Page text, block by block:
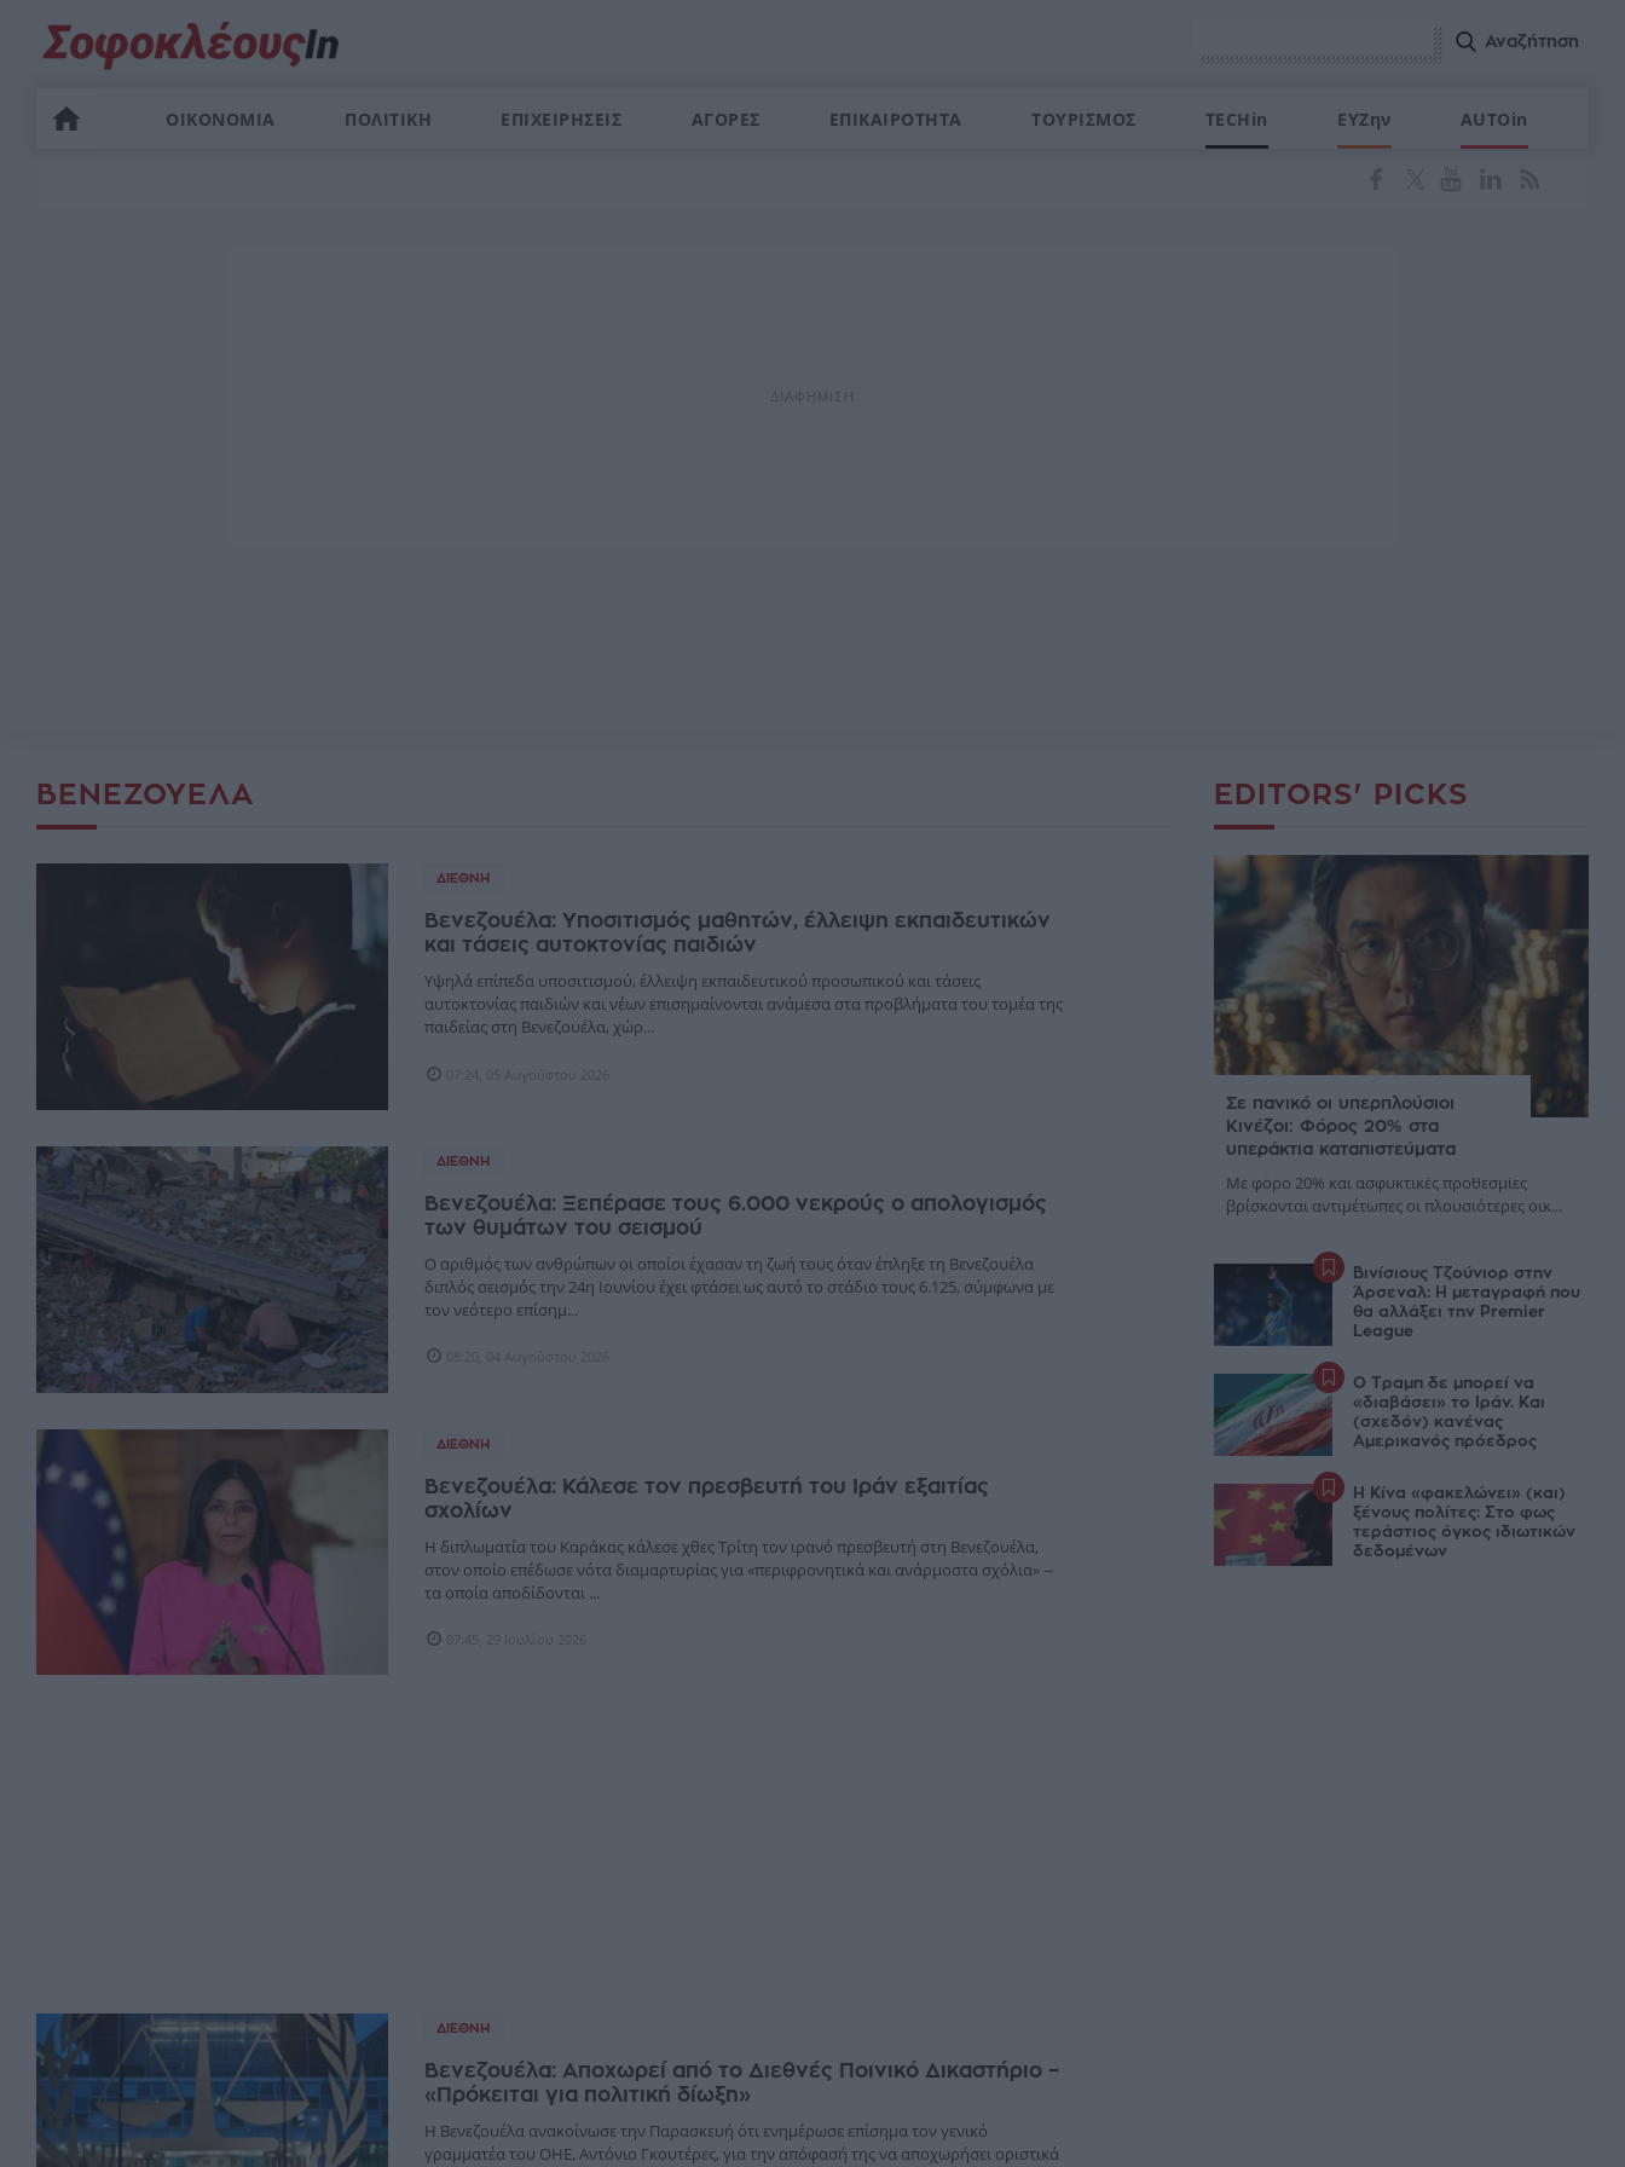
ΟΙΚΟΝΟΜΙΑ ΠΟΛΙΤΙΚΗ ΕΠΙΧΕΙΡΗΣΕΙΣ ΑΓΟΡΕΣ ΕΠΙΚΑΙΡΟΤΗΤΑ ΤΟΥΡΙΣΜΟΣ TECHin ΕΥΖην AUTOin
ΒΕΝΕΖΟΥΈΛΑ
ΔΙΕΘΝΉ
Βενεζουέλα: Yποσιτισμός μαθητών, έλλειψη εκπαιδευτικών
και τάσεις αυτοκτονίας παιδιών
Υψηλά επίπεδα υποσιτισμού, έλλειψη εκπαιδευτικού προσωπικού και τάσεις
αυτοκτονίας παιδιών και νέων επισημαίνονται ανάμεσα στα προβλήματα του τομέα της
παιδείας στη Βενεζουέλα, χώρ...
07:24, 05 Αυγούστου 2026
ΔΙΕΘΝΉ
Βενεζουέλα: Ξεπέρασε τους 6.000 νεκρούς ο απολογισμός
των θυμάτων του σεισμού
Ο αριθμός των ανθρώπων οι οποίοι έχασαν τη ζωή τους όταν έπληξε τη Βενεζουέλα
διπλός σεισμός την 24η Ιουνίου έχει φτάσει ως αυτό το στάδιο τους 6.125, σύμφωνα με
τον νεότερο επίσημ...
08:20, 04 Αυγούστου 2026
ΔΙΕΘΝΉ
Βενεζουέλα: Κάλεσε τον πρεσβευτή του Ιράν εξαιτίας
σχολίων
Η διπλωματία του Καράκας κάλεσε χθες Τρίτη τον ιρανό πρεσβευτή στη Βενεζουέλα,
στον οποίο επέδωσε νότα διαμαρτυρίας για «περιφρονητικά και ανάρμοστα σχόλια» --
τα οποία αποδίδονται ...
07:45, 29 Ιουλίου 2026
ΔΙΕΘΝΉ
Βενεζουέλα: Αποχωρεί από το Διεθνές Ποινικό Δικαστήριο –
«Πρόκειται για πολιτική δίωξη»
Η Βενεζουέλα ανακοίνωσε την Παρασκευή ότι ενημέρωσε επίσημα τον γενικό
γραμματέα του ΟΗΕ, Αντόνιο Γκουτέρες, για την απόφασή της να αποχωρήσει οριστικά
EDITORS' PICKS
Σε πανικό οι υπερπλούσιοι
Κινέζοι: Φόρος 20% στα
υπεράκτια καταπιστεύματα
Με φόρο 20% και ασφυκτικές προθεσμίες
βρίσκονται αντιμέτωπες οι πλουσιότερες οικ...
Βινίσιους Τζούνιορ στην
Άρσεναλ: Η μεταγραφή που
θα αλλάξει την Premier
League
Ο Τραμπ δε μπορεί να
«διαβάσει» το Ιράν. Και
(σχεδόν) κανένας
Αμερικανός πρόεδρος
Η Κίνα «φακελώνει» (και)
ξένους πολίτες: Στο φως
τεράστιος όγκος ιδιωτικών
δεδομένων